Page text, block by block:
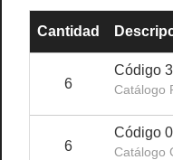
Cantidad
6
Código
Catálogo
6
Código
Catálogo